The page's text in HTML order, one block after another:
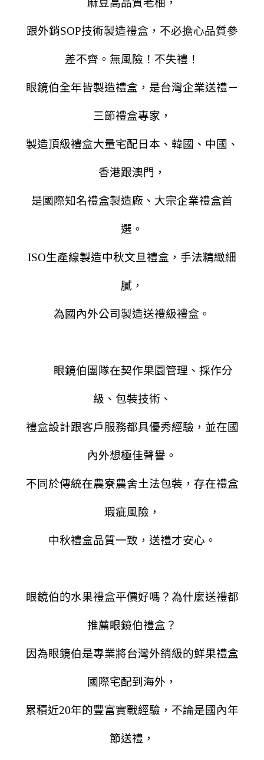
麻豆高品質老柚，
跟外銷SOP技術製造禮盒，不必擔心品質參
差不齊。無風險！不失禮！
眼鏡伯全年皆製造禮盒，是台灣企業送禮－
三節禮盒專家，
製造頂級禮盒大量宅配日本、韓國、中國、
香港跟澳門，
是國際知名禮盒製造廠、大宗企業禮盒首
選。
ISO生產線製造中秋文旦禮盒，手法精緻細
膩，
為國內外公司製造送禮級禮盒。
眼鏡伯團隊在契作果園管理、採作分
級、包裝技術、
禮盒設計跟客戶服務都具優秀經驗，並在國
內外想極佳聲譽。
不同於傳統在農寮農舍土法包裝，存在禮盒
瑕疵風險，
中秋禮盒品質一致，送禮才安心。
眼鏡伯的水果禮盒平價好嗎？為什麼送禮都
推薦眼鏡伯禮盒？
因為眼鏡伯是專業將台灣外銷級的鮮果禮盒
國際宅配到海外，
累積近20年的豐富實戰經驗，不論是國內年
節送禮，